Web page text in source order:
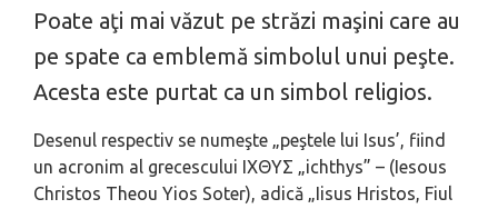
Poate aţi mai văzut pe străzi maşini care au
pe spate ca emblemă simbolul unui peşte.
Acesta este purtat ca un simbol religios.
Desenul respectiv se numeşte „peştele lui Isus’, fiind
un acronim al grecescului ΙΧΘΥΣ „ichthys” – (Iesous
Christos Theou Yios Soter), adică „Iisus Hristos, Fiul